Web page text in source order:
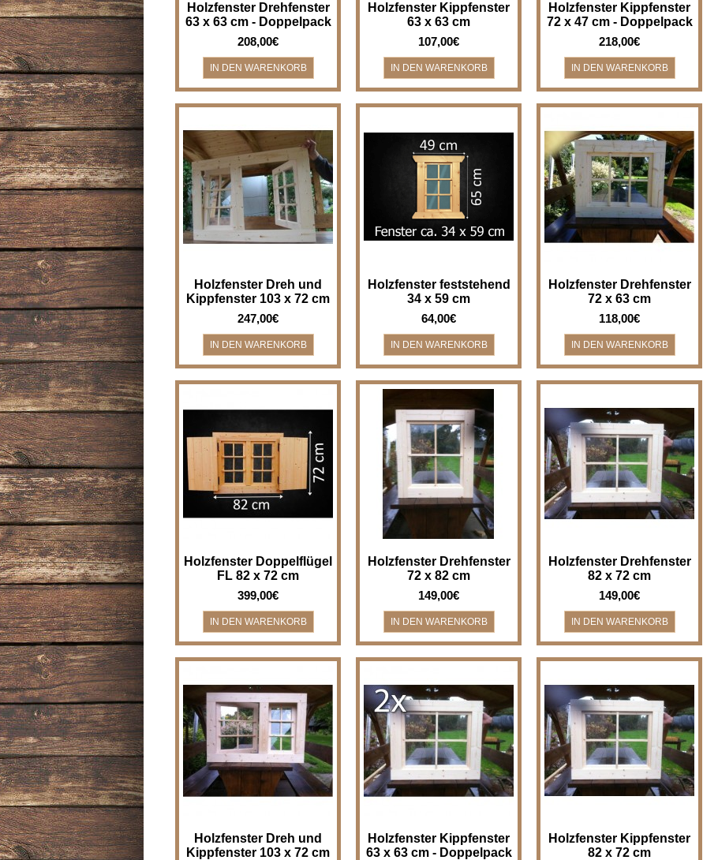
Holzfenster Drehfenster
63 x 63 cm - Doppelpack
208,00€
Holzfenster Kippfenster
63 x 63 cm
107,00€
Holzfenster Kippfenster
72 x 47 cm - Doppelpack
218,00€
Holzfenster Drehfenster und
Kippfenster - Breite x Höhe 103
x 72 cm Holzfenster für z.B.
Gartenha..
Holzfenster Dreh und
Kippfenster 103 x 72 cm
247,00€
Holzfenster feststehend (nicht
zum Öffnen) - Breite x Höhe 34 x
59 cm Holzfenster für z.B. Bad,
G..
Holzfenster feststehend
34 x 59 cm
64,00€
Holzfenster Drehfenster - Breite
x Höhe 72 x 63 cm
Holzfenster/Drehfenster für z.B.
Bad, Gartenha..
Holzfenster Drehfenster
72 x 63 cm
118,00€
Holzfenster Doppelflügel mit
Fensterläden - Breite x Höhe 82
x 72 cm Holzfenster für z.B.
Gartenh..
Holzfenster Doppelflügel
FL 82 x 72 cm
399,00€
Holzfenster Drehfenster - Breite
x Höhe 72 x 82 cm
Holzfenster/Drehfenster für z.B.
Bad, Gartenha..
Holzfenster Drehfenster
72 x 82 cm
149,00€
Holzfenster Drehfenster - Breite
x Höhe 82 x 72 cm
Holzfenster/Drehfenster für z.B.
Bad, Gartenha..
Holzfenster Drehfenster
82 x 72 cm
149,00€
Holzfenster Drehfenster und
Kippfenster - Breite x Höhe 103
x 72 cm Holzfenster für z.B.
Gartenha..
Holzfenster Dreh und
Kippfenster 103 x 72 cm
2 Stück - Holzfenster
Kippfenster - Breite x Höhe 63 x
63 cm - im Doppelpack - nur ei..
Holzfenster Kippfenster
63 x 63 cm - Doppelpack
Holzfenster Kippfenster - Breite
x Höhe 82 x 72 cm
Holzfenster/Kippfenster für z.B.
Bad, Gartenha..
Holzfenster Kippfenster
82 x 72 cm